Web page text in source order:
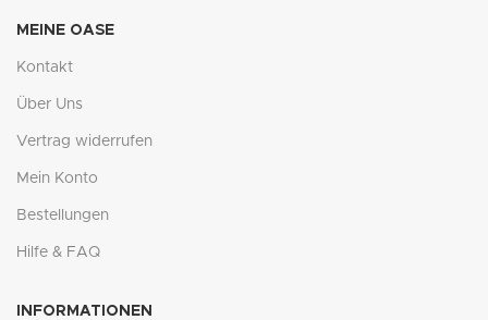
MEINE OASE
Kontakt
Über Uns
Vertrag widerrufen
Mein Konto
Bestellungen
Hilfe & FAQ
INFORMATIONEN